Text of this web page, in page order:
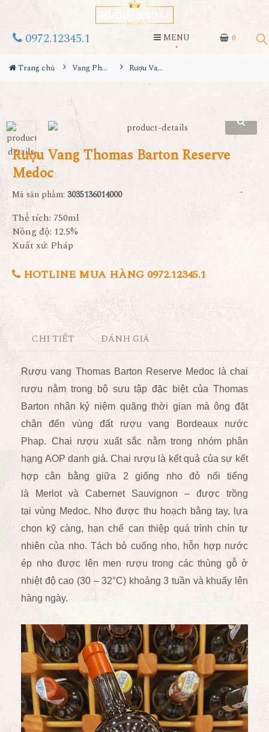
0
0972.12345.1 MENU
Trang chủ Vang Pháp Rượu Vang Thomas Barton Reserve Medoc
Rượu Vang Thomas Barton Reserve
Medoc
Mã sản phẩm: 3035136014000
Thể tích: 750ml
Nồng độ: 12.5%
Xuất xứ: Pháp
HOTLINE MUA HÀNG 0972.12345.1
CHI TIẾT ĐÁNH GIÁ
Rượu vang Thomas Barton Reserve Medoc là chai
rượu nằm trong bộ sưu tập đặc biệt của Thomas
Barton nhân kỷ niệm quãng thời gian mà ông đặt
chân đến vùng đất rượu vang Bordeaux nước
Phap. Chai rượu xuất sắc nằm trong nhóm phân
hạng AOP danh giá. Chai rượu là kết quả của sự kết
hợp cân bằng giữa 2 giống nho đỏ nổi tiếng
là Merlot và Cabernet Sauvignon – được trồng
tại vùng Medoc. Nho được thu hoạch bằng tay, lựa
chọn kỹ càng, hạn chế can thiệp quá trình chín tự
nhiên của nho. Tách bỏ cuống nho, hỗn hợp nước
ép nho được lên men rượu trong các thùng gỗ ở
nhiệt độ cao (30 – 32°C) khoảng 3 tuần và khuấy lên
hàng ngày.